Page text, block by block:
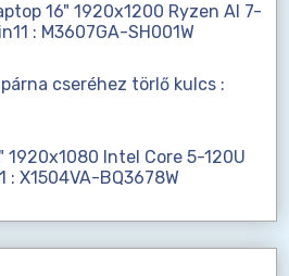
16" 1920x1200 Ryzen AI 7-
: M3607GA-SH001W
cseréhez törlő kulcs :
1920x1080 Intel Core 5-120U
: X1504VA-BQ3678W